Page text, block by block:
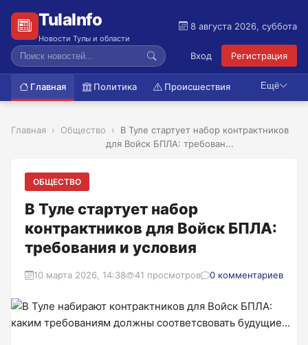
TulaInfo
Новости Тулы и области
8 августа 2026, суббота
Вход Регистрация
Главная Политика Происшествия Ещё
Главная Общество
В Туле стартует набор контрактников
для Войск БПЛА: требован...
ОБЩЕСТВО
В Туле стартует набор
контрактников для Войск БПЛА:
требования и условия
10 марта 2026, 14:38 41 просмотров 0 комментариев